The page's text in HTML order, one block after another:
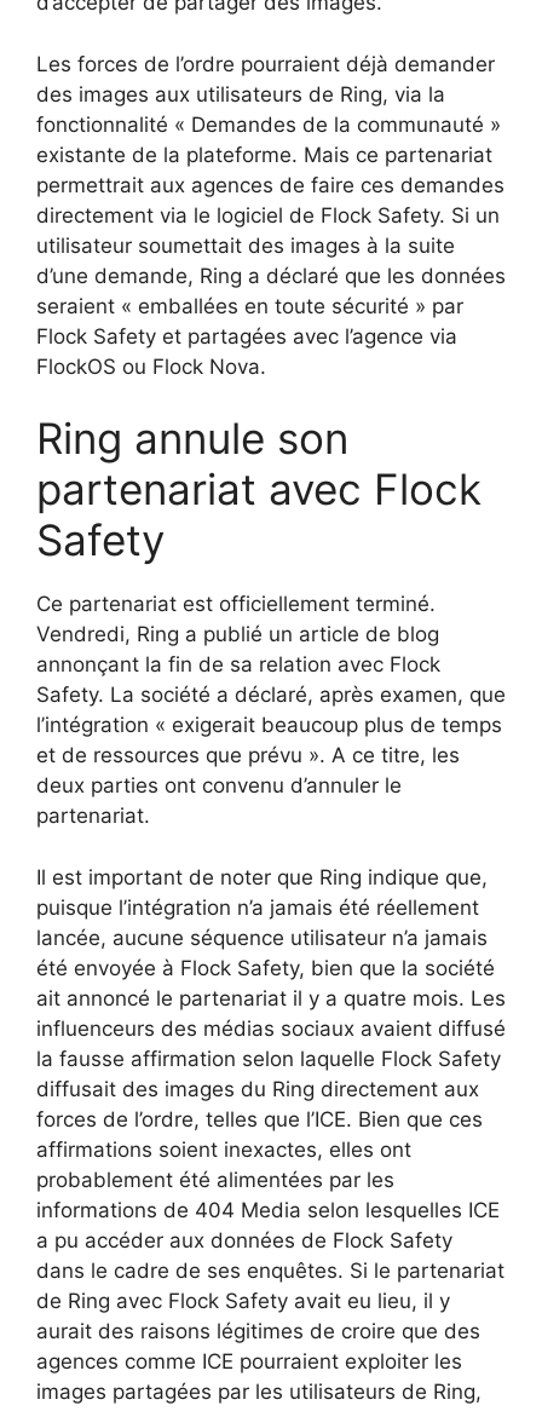
Les forces de l’ordre pourraient déjà demander
des images aux utilisateurs de Ring, via la
fonctionnalité « Demandes de la communauté »
existante de la plateforme. Mais ce partenariat
permettrait aux agences de faire ces demandes
directement via le logiciel de Flock Safety. Si un
utilisateur soumettait des images à la suite
d’une demande, Ring a déclaré que les données
seraient « emballées en toute sécurité » par
Flock Safety et partagées avec l’agence via
FlockOS ou Flock Nova.
Ring annule son
partenariat avec Flock
Safety
Ce partenariat est officiellement terminé.
Vendredi, Ring a publié un article de blog
annonçant la fin de sa relation avec Flock
Safety. La société a déclaré, après examen, que
l’intégration « exigerait beaucoup plus de temps
et de ressources que prévu ». A ce titre, les
deux parties ont convenu d’annuler le
partenariat.
Il est important de noter que Ring indique que,
puisque l’intégration n’a jamais été réellement
lancée, aucune séquence utilisateur n’a jamais
été envoyée à Flock Safety, bien que la société
ait annoncé le partenariat il y a quatre mois. Les
influenceurs des médias sociaux avaient diffusé
la fausse affirmation selon laquelle Flock Safety
diffusait des images du Ring directement aux
forces de l’ordre, telles que l’ICE. Bien que ces
affirmations soient inexactes, elles ont
probablement été alimentées par les
informations de 404 Media selon lesquelles ICE
a pu accéder aux données de Flock Safety
dans le cadre de ses enquêtes. Si le partenariat
de Ring avec Flock Safety avait eu lieu, il y
aurait des raisons légitimes de croire que des
agences comme ICE pourraient exploiter les
images partagées par les utilisateurs de Ring,